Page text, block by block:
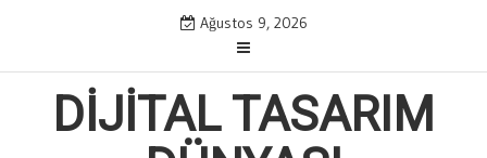
content
Ağustos 9, 2026
DIJITAL TASARIM